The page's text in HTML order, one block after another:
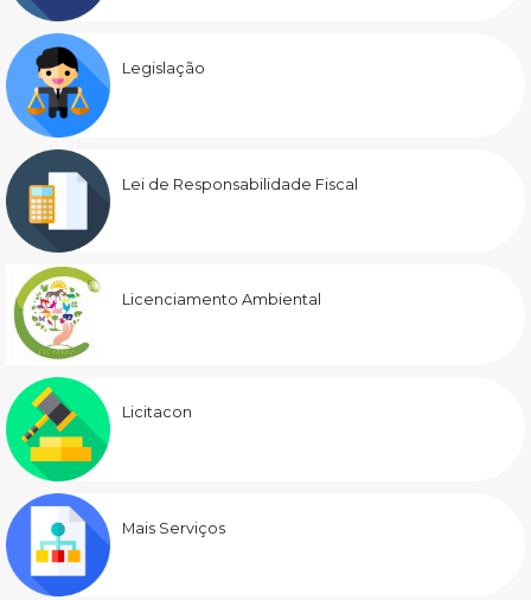
Legislação
Lei de Responsabilidade Fiscal
Licenciamento Ambiental
Licitacon
Mais Serviços